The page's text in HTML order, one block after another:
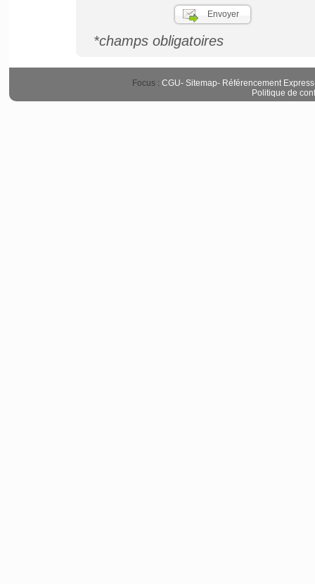
*champs obligatoires
Focus : CGU- Sitemap- Référencement Express
Politique de